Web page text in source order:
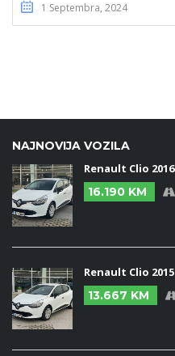
1 Septembra, 2024
NAJNOVIJA VOZILA
Renault Clio 2016
16.190 KM
Renault Clio 2015
13.667 KM